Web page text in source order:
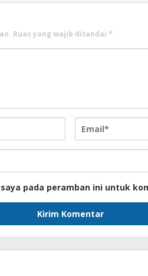
Ruas yang wajib ditandai *
pada peramban ini untuk